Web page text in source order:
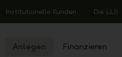
Institutionelle Kunden Die LLB
Anlegen Finanzieren